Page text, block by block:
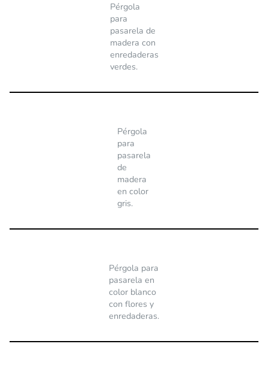
Pérgola
para
pasarela de
madera con
enredaderas
verdes.
Pérgola
para
pasarela
de
madera
en color
gris.
Pérgola para
pasarela en
color blanco
con flores y
enredaderas.